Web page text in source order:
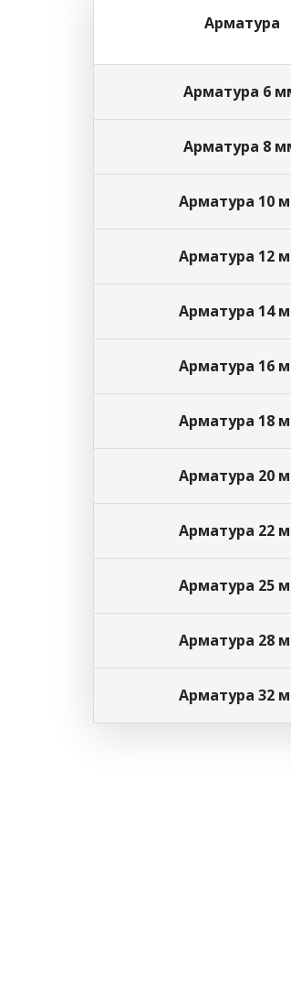
Арматура
Арматура 6
Арматура 8
Арматура 10
Арматура 12
Арматура 14
Арматура 16
Арматура 18
Арматура 20
Арматура 22
Арматура 25
Арматура 28
Арматура 32